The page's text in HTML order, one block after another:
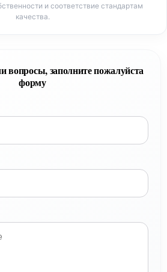
и соответствие стандартам
качества.
вопросы, заполните пожалуйста
форму